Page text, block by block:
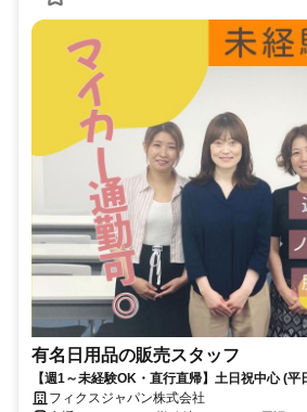
有名日用品の販売スタッフ
【週1～未経験OK・直行直帰】土日祝中心 (平
フィクスジャパン株式会社